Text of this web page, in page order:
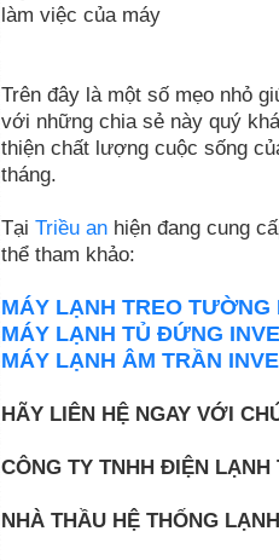
làm việc của máy
Trên đây là một số mẹo nhỏ
với những chia sẻ này quý
thiện chất lượng cuộc sống
tháng.
Tại Triều anhiện đang cung
thể tham khảo:
MÁY LẠNH TREO TƯỜNG
MÁY LẠNH TỦ ĐỨNG
MÁY LẠNH ÂM TRẦN
HÃY LIÊN HỆ NGAY VỚI
CÔNG TY TNHH ĐIỆN LẠNH
NHÀ THẦU HỆ THỐNG